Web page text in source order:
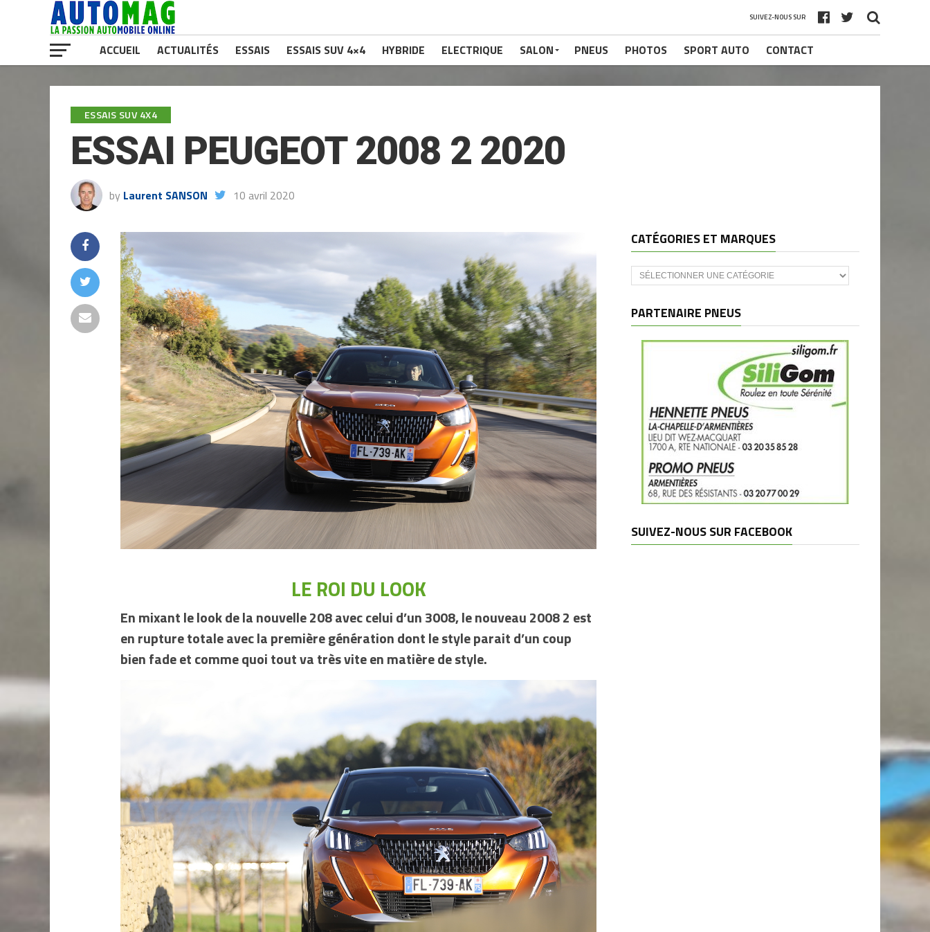
SUIVEZ-NOUS SUR
ACCUEIL ACTUALITÉS ESSAIS ESSAIS SUV 4×4 HYBRIDE ELECTRIQUE SALON PNEUS PHOTOS SPORT AUTO CONTACT
ESSAIS SUV 4X4
ESSAI PEUGEOT 2008 2 2020
by Laurent SANSON 10 avril 2020
LE ROI DU LOOK
En mixant le look de la nouvelle 208 avec celui d’un 3008, le nouveau 2008 2 est
en rupture totale avec la première génération dont le style parait d’un coup
bien fade et comme quoi tout va très vite en matière de style.
CATÉGORIES ET MARQUES
Catégories
et
PARTENAIRE PNEUS
SUIVEZ-NOUS SUR FACEBOOK